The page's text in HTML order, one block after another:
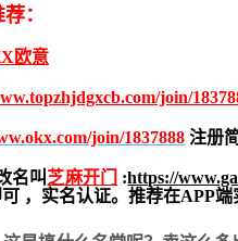
：
欧意
join/
join/1837888 注册
名叫 芝麻开门 :https://
，实名认证。推荐在APP